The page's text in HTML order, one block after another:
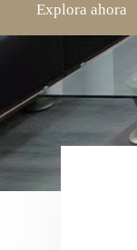
Explora ahora